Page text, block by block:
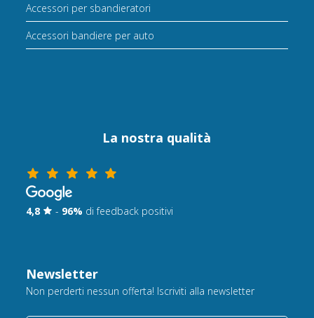
Accessori per sbandieratori
Accessori bandiere per auto
La nostra qualità
4,8 - 96% di feedback positivi
Newsletter
Non perderti nessun offerta! Iscriviti alla newsletter